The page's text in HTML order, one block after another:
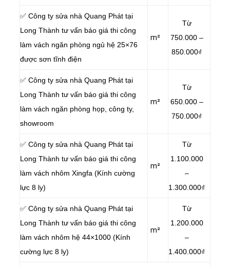
✅ Công ty sửa nhà Quang Phát tại
Long Thành tư vấn báo giá thi công
làm vách ngăn phòng ngủ hệ 25×76
được sơn tĩnh điện
m²
Từ
750.000 –
850.000₫
✅ Công ty sửa nhà Quang Phát tại
Long Thành tư vấn báo giá thi công
làm vách ngăn phòng họp, công ty,
showroom
m²
Từ
650.000 –
750.000₫
✅ Công ty sửa nhà Quang Phát tại
Long Thành tư vấn báo giá thi công
làm vách nhôm Xingfa (Kính cường
lực 8 ly)
m²
Từ
1.100.000
–
1.300.000₫
✅ Công ty sửa nhà Quang Phát tại
Long Thành tư vấn báo giá thi công
làm vách nhôm hệ 44×1000 (Kính
cường lực 8 ly)
m²
Từ
1.200.000
–
1.400.000₫